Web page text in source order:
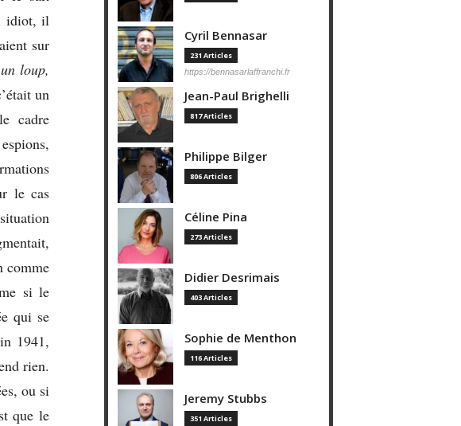
idiot, il
sur
loup,
un
cadre
le cas
comme
si le
qui se
1941,
rien.
ou si
que le
Cyril Bennasar
231 Articles
https://bennasarlaffranchi.fr
Jean-Paul Brighelli
817 Articles
Philippe Bilger
806 Articles
Céline Pina
273 Articles
Didier Desrimais
403 Articles
Sophie de Menthon
116 Articles
Jeremy Stubbs
351 Articles